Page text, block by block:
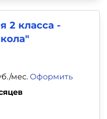
2 класса -
мес. Оформить